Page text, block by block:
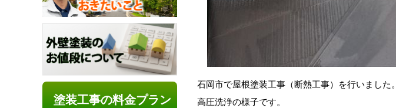
石岡市で屋根塗装工事（断熱工事）を行いました。
高圧洗浄の様子です。
塗装工事の料金プラン